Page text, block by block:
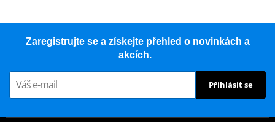
mědi zajišťuje lepší odvod tepla pro spolehlivější starty a nižší
Závity válcované za studena zabraňují poškození závitu a
vzniku křížového závitu v hlavě válců
Třívrstvá povrchová úprava eliminuje nutnost použití pasty
Vysoce kvalitní keramika z hlinitokřemičitanu (aluminosilikátu)
Zaregistrujte se a získejte přehled o novinkách a
akcích.
Přihlásit se